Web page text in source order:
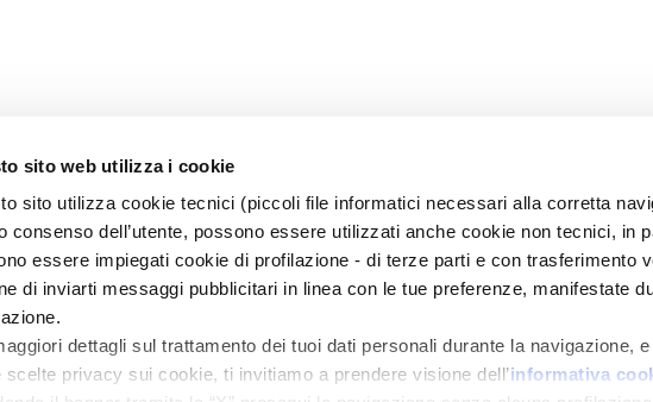
sito web utilizza i cookie
sito utilizza cookie tecnici (piccoli file informatici necessari alla corretta
consenso dell’utente, possono essere utilizzati anche cookie non tecnici, in
essere impiegati cookie di profilazione - di terze parti e con trasferimento
di inviarti messaggi pubblicitari in linea con le tue preferenze, manifestate
dettagli sul trattamento dei tuoi dati personali durante la navigazione,
scelte privacy sui cookie, ti invitiamo a prendere visione dell’informativa
- 80009810484